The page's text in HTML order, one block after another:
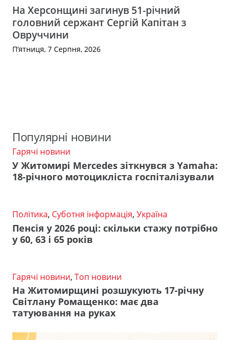
На Херсонщині загинув 51-річний
головний сержант Сергій Капітан з
Овруччини
П’ятниця, 7 Серпня, 2026
Популярні новини
Гарячі новини
У Житомирі Mercedes зіткнувся з Yamaha:
18-річного мотоцикліста госпіталізували
Політика, Суботня інформація, Україна
Пенсія у 2026 році: скільки стажу потрібно
у 60, 63 і 65 років
Гарячі новини, Топ новини
На Житомирщині розшукують 17-річну
Світлану Ромащенко: має два
татуювання на руках